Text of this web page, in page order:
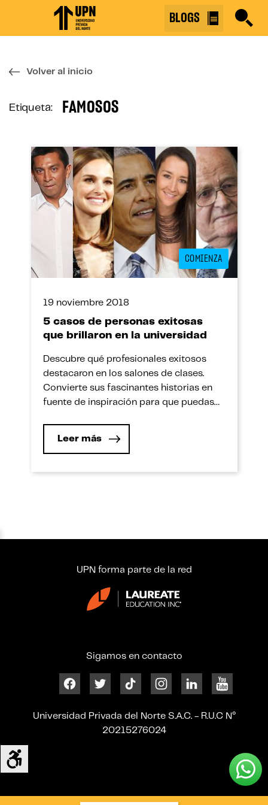
↷
BLOGS
Volver al inicio
Etiqueta: FAMOSOS
COMIENZA
19 noviembre 2018
5 casos de personas exitosas
que brillaron en la universidad
Descubre qué profesionales exitosos
destacaron en los salones de clases.
Convierte sus fascinantes historias en
fuente de inspiración para que puedas
que ves en la televisión y admiras
universidad. Conoce algunas de sus
Leer más
UPN forma parte de la red
Sigamos en contacto
Universidad Privada del Norte S.A.C. - R.U.C N°
20215276024